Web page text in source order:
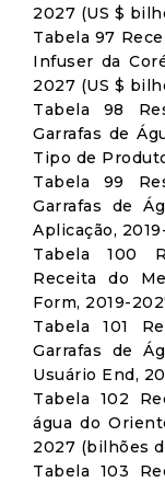
2027 (US $
Tabela 97
Infuser da
2027 (US $
Tabela 98
Garrafas de
Tipo de
Tabela 99
Garrafas de
Aplicação,
Tabela 100
Receita do
Form, 2019-
Tabela 101
Garrafas de
Usuário End,
Tabela 102
água do
2027 (bilhões
Tabela 103